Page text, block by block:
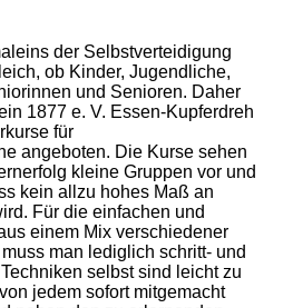
der Selbstverteidigung
ob Kinder, Jugendliche,
und Senioren. Daher
1877 e. V. Essen-Kupferdreh
für
angeboten. Die Kurse sehen
kleine Gruppen vor und
kein allzu hohes Maß an
Für die einfachen und
einem Mix verschiedener
man lediglich schritt- und
selbst sind leicht zu
jedem sofort mitgemacht